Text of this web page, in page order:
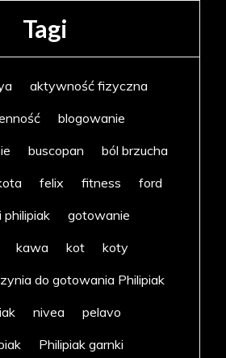
Tagi
aktywność fizyczna
blogowanie
buscopan
ból brzucha
felix fitness
ford
philipiak
gotowanie
kawa kot
koty
do gotowania Philipiak
nivea
pelavo
Philipiak garnki